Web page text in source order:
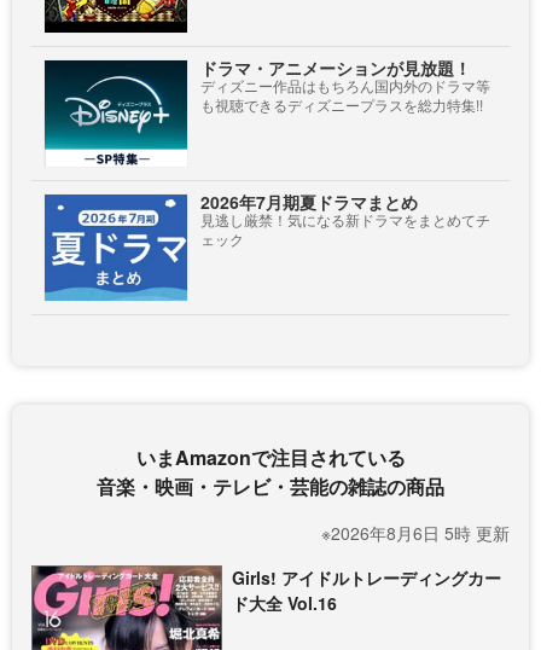
ドラマ・アニメーションが見放題！
ディズニー作品はもちろん国内外のドラマ等
も視聴できるディズニープラスを総力特集!!
2026年7月期夏ドラマまとめ
見逃し厳禁！気になる新ドラマをまとめてチ
ェック
いまAmazonで注目されている
音楽・映画・テレビ・芸能の雑誌の商品
※2026年8月6日 5時 更新
Girls! アイドルトレーディングカー
ド大全 Vol.16